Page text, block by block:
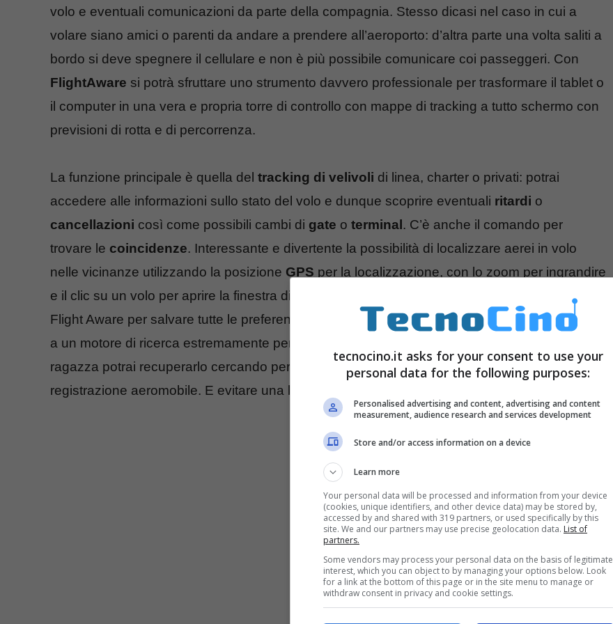
volo e eventuali comunicazioni da parte della compagnia. Stesso dicasi nel caso in cui a
volare siano amici o parenti da andare a prendere all’aeroporto: d’altra parte una volta saliti a
bordo si deve spegnere il cellulare e non è più possibile comunicare coi passeggeri. Con
FlightAware si potrà sfruttare uno strumento davvero professionale per trasformare il tablet o
il computer in una vera e propria torre di controllo con mappe di tracking a tutto schermo con
previsioni di rotta e di percorrenza.
La funzione principale è quella del tracking di velivoli di linea, charter o privati: potrai
accedere alle informazioni sullo stato del volo e dunque scoprire eventuali ritardi o
cancellazioni così come possibili cambi di gate o terminal . C’è anche il comando per
trovare le coincidenze. Interessante e divertente la possibilità di localizzare aerei in volo
nelle vicinanze utilizzando la posizione GPS per la localizzazione, con lo zoom per ingrandire
e il clic su un volo per aprire la finestra di info. Possibile creare una pagina personale Il mio
Flight Aware per salvare tutte le preferenze personali, condividere suFacebook e accedere
a un motore di ricerca estremamente performante, così se ti dimentichi il volo della tua
ragazza potrai recuperarlo cercando per compagnia aerea, numero di volo, rotta e
registrazione aeromobile. E evitare una bella sfuriata.
tecnocino.it asks for your consent to use your
personal data for the following purposes:
Personalised advertising and content, advertising and content
measurement, audience research and services development
Store and/or access information on a device
Learn more
Your personal data will be processed and information from your device
(cookies, unique identifiers, and other device data) may be stored by,
accessed by and shared with 319 partners, or used specifically by this
site. We and our partners may use precise geolocation data. List of
partners.
Some vendors may process your personal data on the basis of legitimate
interest, which you can object to by managing your options below. Look
for a link at the bottom of this page or in the site menu to manage or
withdraw consent in privacy and cookie settings.